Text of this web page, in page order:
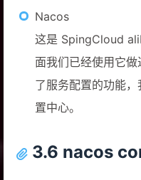
Nacos
这是 SpingCloud
面我们已经使用它
了服务配置的功能
置中心。
3.6 nacos